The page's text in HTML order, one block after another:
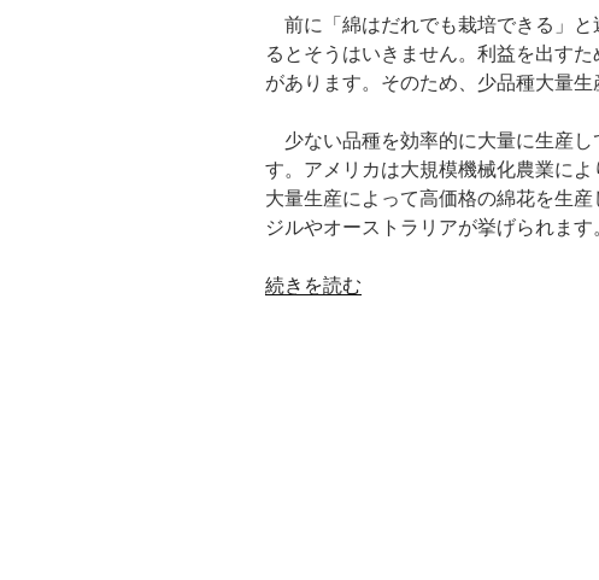
と
オ
ニ
ッ
ク
ッ
前に「綿はだれでも栽培できる」と
るとそうはいきません。利益を出す
があります。そのため、少品種大量生
少ない品種を効率的に大量に生産し
す。アメリカは大規模機械化農業に
大量生産によって高価格の綿花を生
ジルやオーストラリアが挙げられます
“綿
続きを読む